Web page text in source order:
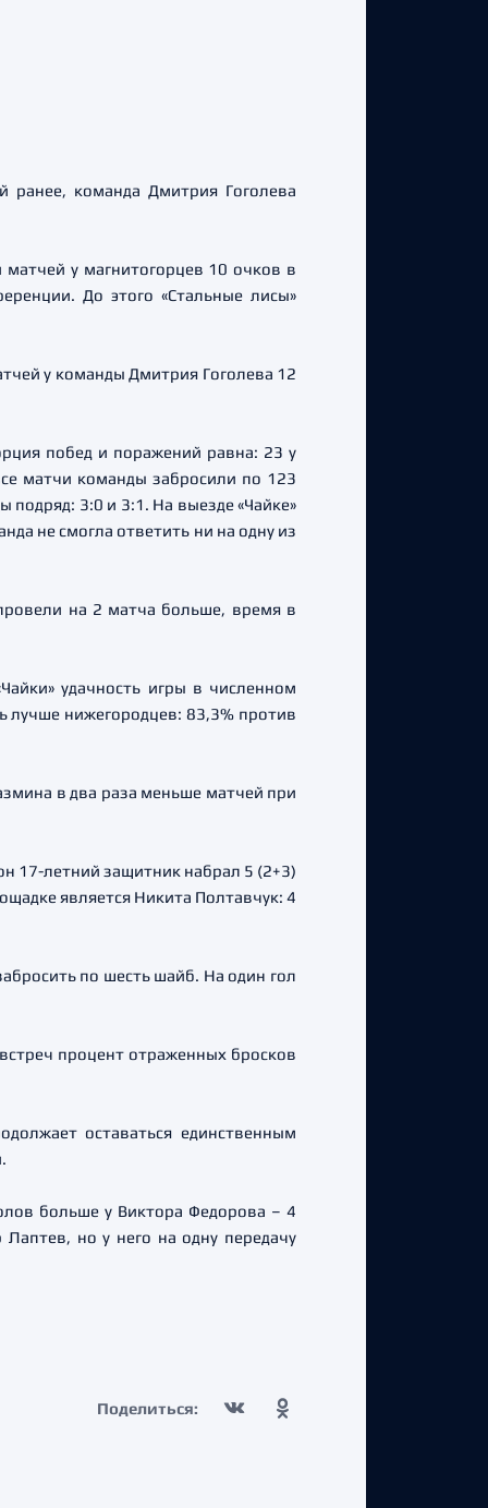
ранее, команда Дмитрия Гоголева
матчей у магнитогорцев 10 очков в
До этого «Стальные лисы»
у команды Дмитрия Гоголева 12
побед и поражений равна: 23 у
матчи команды забросили по 123
3:0 и 3:1. На выезде «Чайке»
не смогла ответить ни на одну из
на 2 матча больше, время в
удачность игры в численном
лучше нижегородцев: 83,3% против
в два раза меньше матчей при
17-летний защитник набрал 5 (2+3)
является Никита Полтавчук: 4
по шесть шайб. На один гол
процент отраженных бросков
оставаться единственным
больше у Виктора Федорова – 4
но у него на одну передачу
Поделиться: